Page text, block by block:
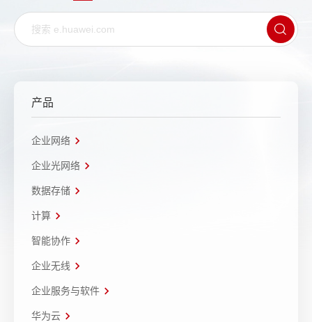
产品
企业网络
企业光网络
数据存储
计算
智能协作
企业无线
企业服务与软件
华为云